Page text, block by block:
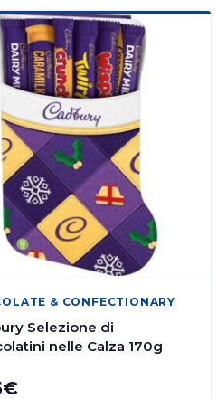
& CONFECTIONARY
Selezione di
nelle Calza 170g
€